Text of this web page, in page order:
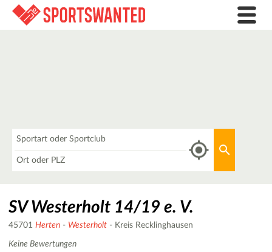
SV Westerholt 14/19 e. V.
45701 Herten - Westerholt - Kreis Recklinghausen
Keine Bewertungen